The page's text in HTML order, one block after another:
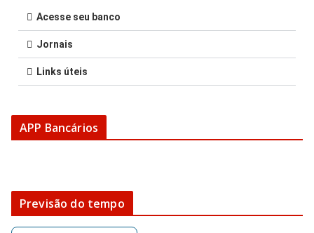
Acesse seu banco
Jornais
Links úteis
APP Bancários
Previsão do tempo